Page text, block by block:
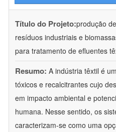
Título do Projeto:produção
resíduos industriais e
para tratamento de efluentes
Resumo: A indústria têxtil é
tóxicos e recalcitrantes cujo
em impacto ambiental e
humana. Nesse sentido, os
caracterizam-se como uma